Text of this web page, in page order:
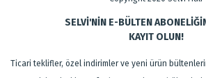
SELVİ'NİN E-BÜLTEN
KAYIT OLUN!
Ticari teklifler, özel indirimler ve yeni ürün